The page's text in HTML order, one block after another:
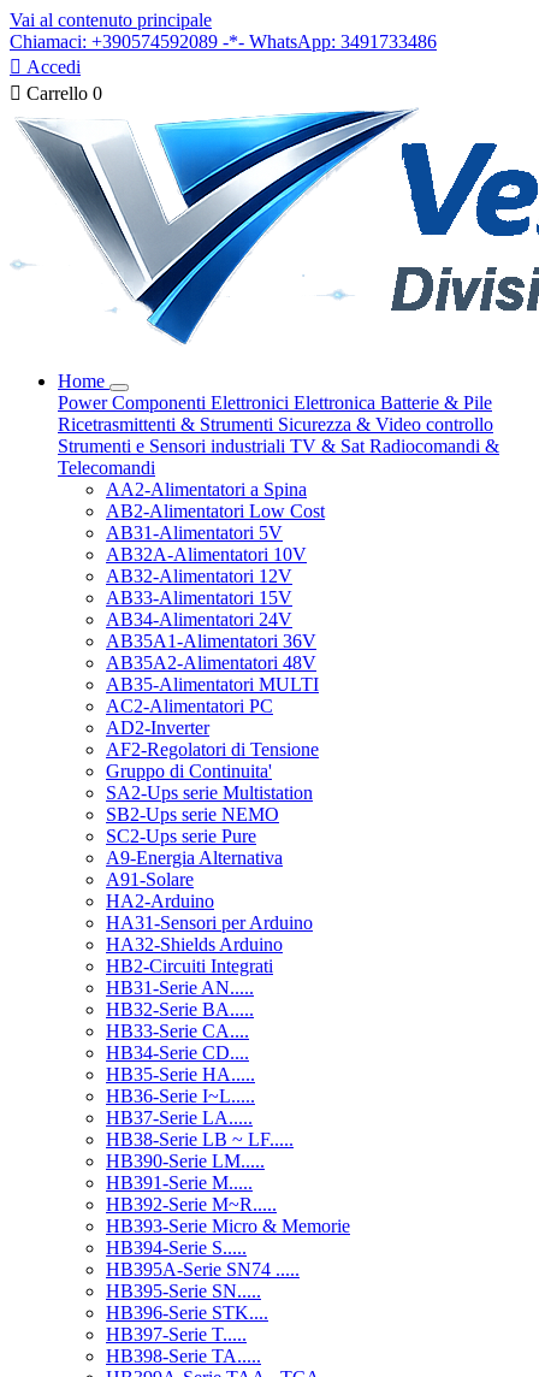
Vai al contenuto principale
Chiamaci: +390574592089 -*- WhatsApp: 3491733486
 Accedi
 Carrello 0
Home
PowerComponenti Elettronici Elettronica Batterie & Pile
Ricetrasmittenti & Strumenti Sicurezza & Video controllo
Strumenti e Sensori industriali TV & Sat Radiocomandi &
Telecomandi
AA2-Alimentatori a Spina
AB2-Alimentatori Low Cost
AB31-Alimentatori 5V
AB32A-Alimentatori 10V
AB32-Alimentatori 12V
AB33-Alimentatori 15V
AB34-Alimentatori 24V
AB35A1-Alimentatori 36V
AB35A2-Alimentatori 48V
AB35-Alimentatori MULTI
AC2-Alimentatori PC
AD2-Inverter
AF2-Regolatori di Tensione
Gruppo di Continuita'
SA2-Ups serie Multistation
SB2-Ups serie NEMO
SC2-Ups serie Pure
A9-Energia Alternativa
A91-Solare
HA2-Arduino
HA31-Sensori per Arduino
HA32-Shields Arduino
HB2-Circuiti Integrati
HB31-Serie AN.....
HB32-Serie BA.....
HB33-Serie CA....
HB34-Serie CD....
HB35-Serie HA.....
HB36-Serie I~L.....
HB37-Serie LA.....
HB38-Serie LB ~ LF.....
HB390-Serie LM.....
HB391-Serie M.....
HB392-Serie M~R.....
HB393-Serie Micro & Memorie
HB394-Serie S.....
HB395A-Serie SN74 .....
HB395-Serie SN.....
HB396-Serie STK....
HB397-Serie T.....
HB398-Serie TA.....